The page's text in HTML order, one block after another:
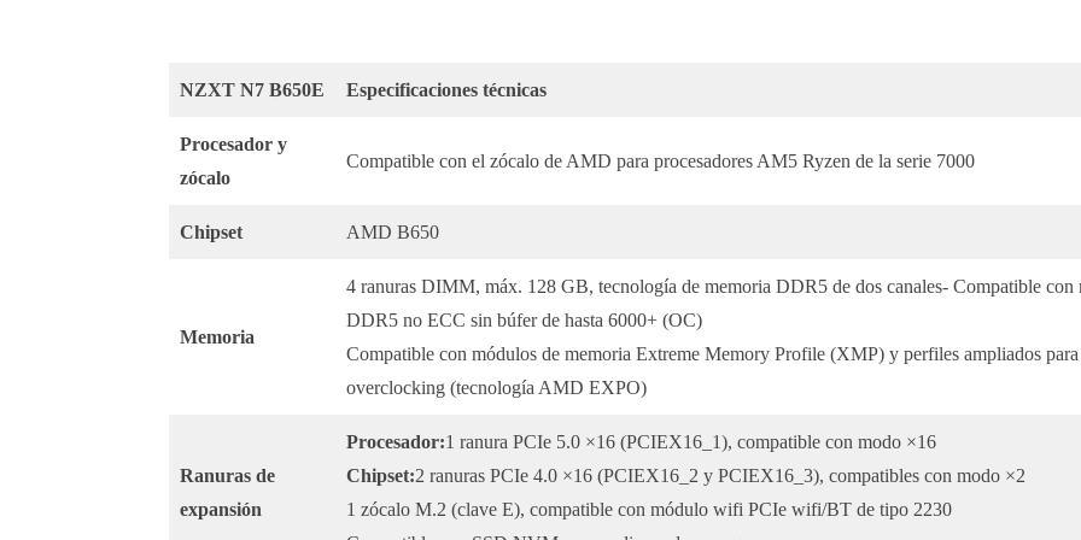
NZXT N7 B650E Especificaciones técnicas
Procesador y
zócalo
Compatible con el zócalo de AMD para procesadores AM5 Ryzen de la serie 7000
Chipset AMD B650
Memoria
4 ranuras DIMM, máx. 128 GB, tecnología de memoria DDR5 de dos canales- Compatible con
DDR5 no ECC sin búfer de hasta 6000+ (OC)
Compatible con módulos de memoria Extreme Memory Profile (XMP) y perfiles ampliados para
overclocking (tecnología AMD EXPO)
Ranuras de
expansión
Procesador:1 ranura PCIe 5.0 ×16 (PCIEX16_1), compatible con modo ×16
Chipset:2 ranuras PCIe 4.0 ×16 (PCIEX16_2 y PCIEX16_3), compatibles con modo ×2
1 zócalo M.2 (clave E), compatible con módulo wifi PCIe wifi/BT de tipo 2230